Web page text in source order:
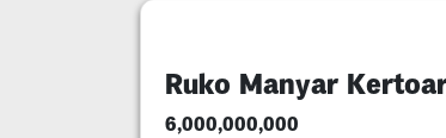
Ruko Manyar
6,000,000,000